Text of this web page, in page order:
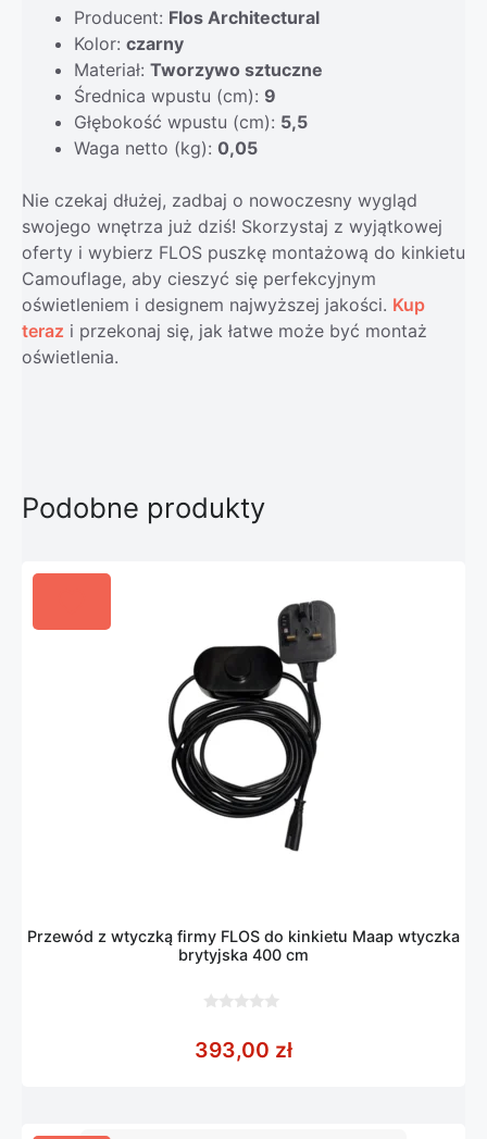
Producent: Flos Architectural
Kolor: czarny
Materiał: Tworzywo sztuczne
Średnica wpustu (cm): 9
Głębokość wpustu (cm): 5,5
Waga netto (kg): 0,05
Nie czekaj dłużej, zadbaj o nowoczesny wygląd
swojego wnętrza już dziś! Skorzystaj z wyjątkowej
oferty i wybierz FLOS puszkę montażową do kinkietu
Camouflage, aby cieszyć się perfekcyjnym
oświetleniem i designem najwyższej jakości. Kup
teraz i przekonaj się, jak łatwe może być montaż
oświetlenia.
Podobne produkty
Przewód z wtyczką firmy FLOS do kinkietu Maap wtyczka
brytyjska 400 cm
5
393,00 zł